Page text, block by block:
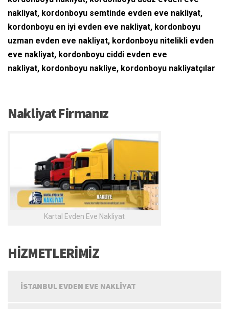
nakliyat, kordonboyu semtinde evden eve nakliyat,
kordonboyu en iyi evden eve nakliyat, kordonboyu
uzman evden eve nakliyat, kordonboyu nitelikli evden
eve nakliyat, kordonboyu ciddi evden eve
nakliyat, kordonboyu nakliye, kordonboyu nakliyatçılar
Nakliyat Firmanız
Kartal Evden Eve Nakliyat
HİZMETLERİMİZ
İSTANBUL EVDEN EVE NAKLIYAT